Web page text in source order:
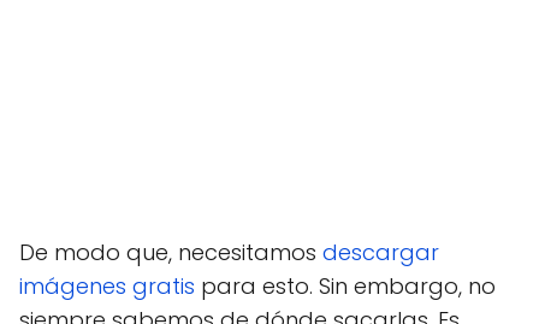
De modo que, necesitamos descargar
imágenes gratis para esto. Sin embargo, no